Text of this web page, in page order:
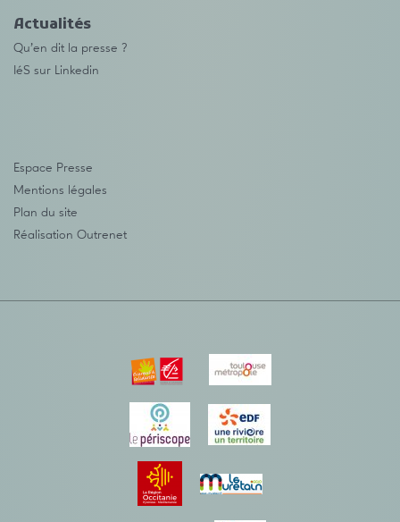
Actualités
Qu’en dit la presse ?
IéS sur Linkedin
Espace Presse
Mentions légales
Plan du site
Réalisation Outrenet